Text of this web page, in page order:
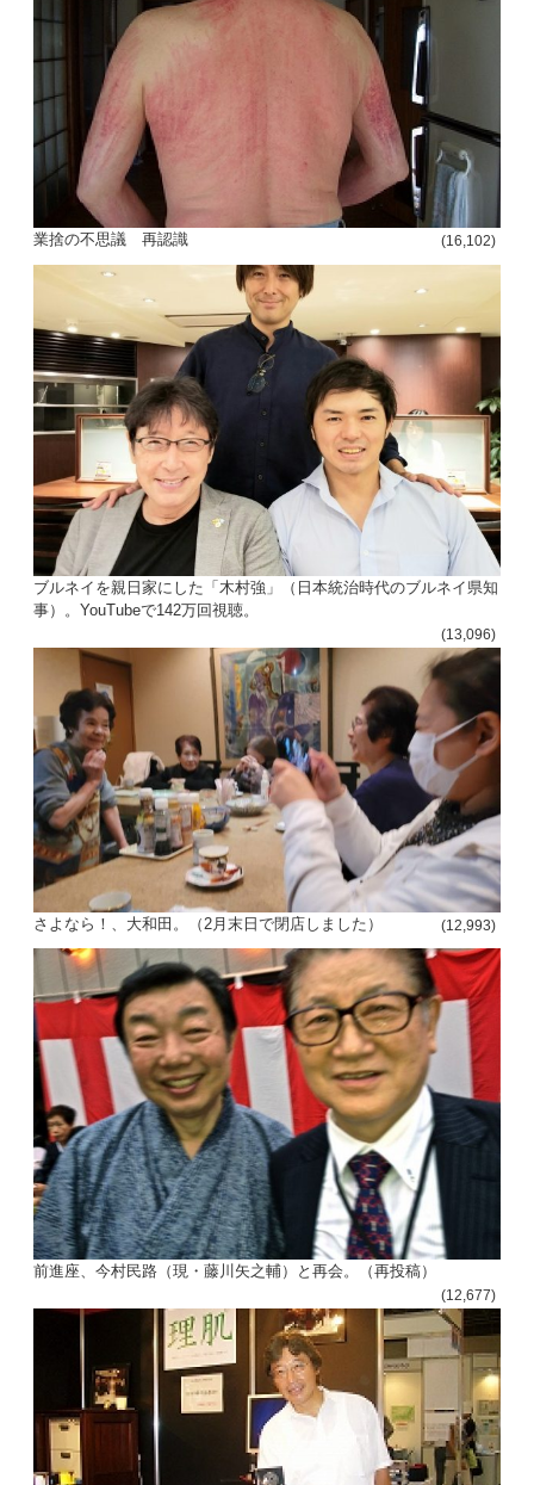
業捨の不思議 再認識 (16,102)
ブルネイを親日家にした「木村強」（日本統治時代のブルネイ県知
事）。YouTubeで142万回視聴。
(13,096)
さよなら！、大和田。（2月末日で閉店しました） (12,993)
前進座、今村民路（現・藤川矢之輔）と再会。（再投稿）
(12,677)